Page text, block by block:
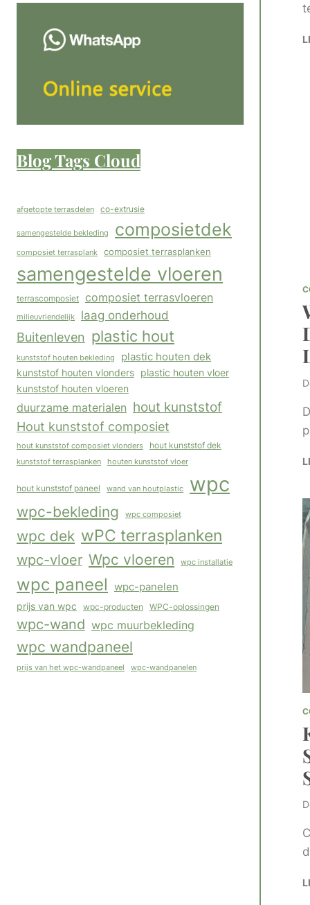
Blog Tags Cloud
afgetopte terrasdelen co-extrusie
samengestelde bekleding composietdek
composiet terrasplank composiet terrasplanken
samengestelde vloeren
terrascomposiet composiet terrasvloeren
milieuvriendelijk laag onderhoud
Buitenleven plastic hout
kunststof houten bekleding plastic houten dek
kunststof houten vlonders
plastic houten vloer
kunststof houten vloeren
duurzame materialen hout kunststof
Hout kunststof composiet
hout kunststof composiet vlonders hout kunststof dek
kunststof terrasplanken houten kunststof vloer
hout kunststof paneel wand van houtplastic wpc
wpc-bekleding wpc composiet
wpc dek wPC terrasplanken
wpc-vloer Wpc vloeren wpc installatie
wpc paneel wpc-panelen
prijs van wpc wpc-producten WPC-oplossingen
wpc-wand wpc muurbekleding
wpc wandpaneel
prijs van het wpc-wandpaneel wpc-wandpanelen